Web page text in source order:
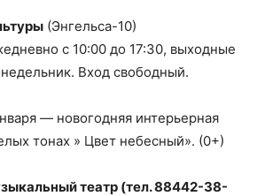
(Энгельса-10)
с 10:00 до 17:30, выходные
Вход свободный.
— новогодняя интерьерная
тонах » Цвет небесный». (0+)
театр (тел. 88442-38-